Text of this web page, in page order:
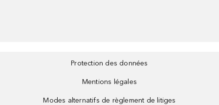
Protection des données
Mentions légales
Modes alternatifs de règlement de litiges